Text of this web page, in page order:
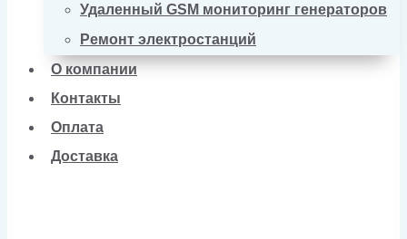
Удаленный GSM мониторинг генераторов
Ремонт электростанций
О компании
Контакты
Оплата
Доставка